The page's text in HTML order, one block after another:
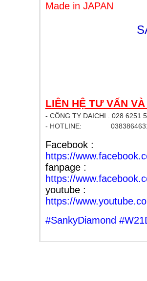
Made in JAPAN
LIÊN HỆ TƯ VẤN
- CÔNG TY DAICHI : 028 6251
- HOTLINE:
Facebook :
https://
fanpage :
https://
youtube :
https://
#SankyDiamond #